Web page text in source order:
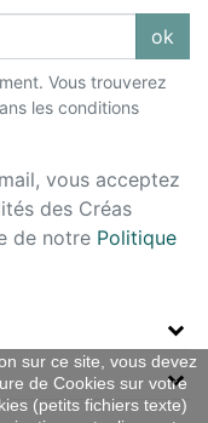
sur ce site, vous devez
de Cookies sur votre
(petits fichiers texte)
ok
Vous trouverez
les conditions
vous acceptez
des Créas
de notre Politique